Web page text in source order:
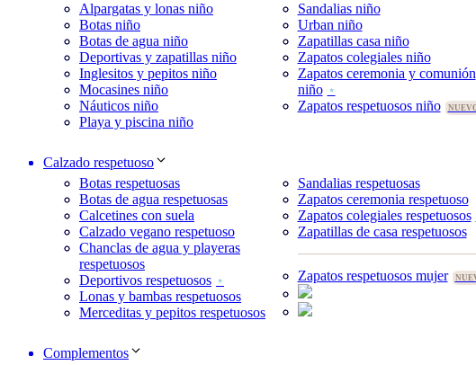
Alpargatas y lonas niño
Botas niño
Botas de agua niño
Deportivas y zapatillas niño
Inglesitos y pepitos niño
Mocasines niño
Náuticos niño
Playa y piscina niño
Sandalias niño
Urban niño
Zapatillas casa niño
Zapatos colegiales niño
Zapatos ceremonia y comunión
niño
Zapatos respetuosos niño
Calzado respetuoso
Botas respetuosas
Botas de agua respetuosas
Calcetines con suela
Calzado vegano respetuoso
Chanclas de agua y playeras
respetuosos
Deportivos respetuosos
Lonas y bambas respetuosos
Merceditas y pepitos respetuosos
Sandalias respetuosas
Zapatos ceremonia respetuoso
Zapatos colegiales respetuosos
Zapatillas de casa respetuosos
Zapatos respetuosos mujer
Complementos